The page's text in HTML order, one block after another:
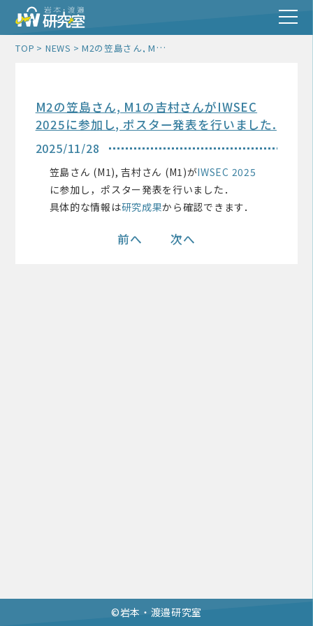
TOP NEWS M2の笠島さん, M1の吉村さんがIWSEC 2025に参加し, ポスター発表を行いました.
M2の笠島さん, M1の吉村さんがIWSEC
2025に参加し, ポスター発表を行いました.
2025/11/28
笠島さん (M1), 吉村さん (M1)がIWSEC 2025
に参加し，ポスター発表を行いました．
具体的な情報は研究成果から確認できます．
前へ 次へ
©︎岩本・渡邉研究室